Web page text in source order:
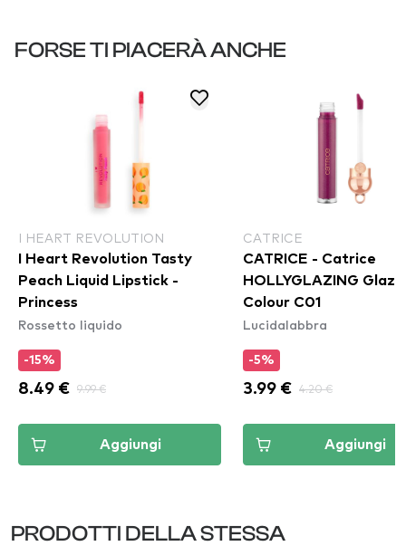
FORSE TI PIACERÀ ANCHE
I HEART REVOLUTION
I Heart Revolution Tasty
Peach Liquid Lipstick -
Princess
Rossetto liquido
-15%
8.49 € 9.99 €
Aggiungi
CATRICE
CATRICE - Catrice
HOLLYGLAZING
Colour C01
Lucidalabbra
-5%
3.99 € 4.20 €
Aggiungi
PRODOTTI DELLA STESSA